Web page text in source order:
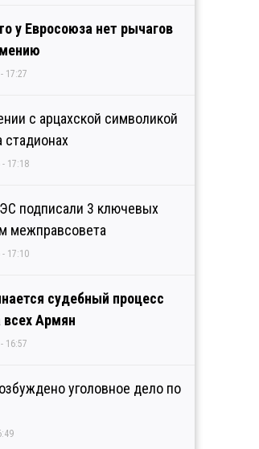
у Евросоюза нет рычагов
17:27
с арцахской символикой
стадионах
- 17:18
подписали 3 ключевых
межправсовета
- 17:10
судебный процесс
всех Армян
16:57
уголовное дело по